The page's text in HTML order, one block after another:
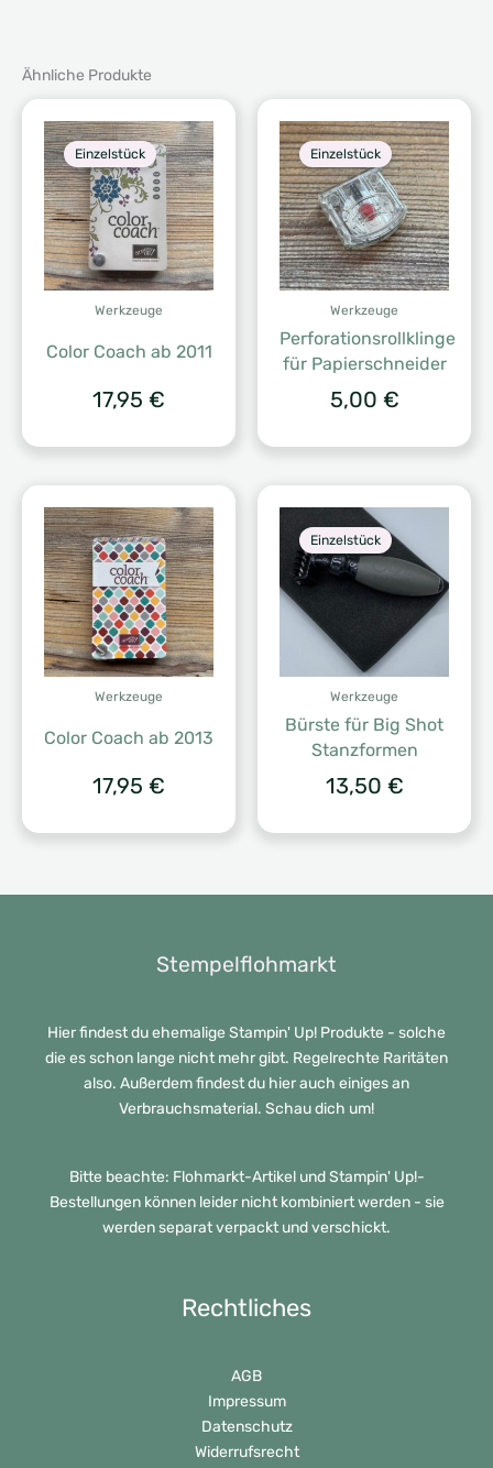
Ähnliche Produkte
Einzelstück
Werkzeuge
Color Coach ab 2011
17,95 €
Einzelstück
Werkzeuge
Perforationsrollklinge
für Papierschneider
5,00 €
Werkzeuge
Color Coach ab 2013
17,95 €
Einzelstück
Werkzeuge
Bürste für Big Shot
Stanzformen
13,50 €
Stempelflohmarkt
Hier findest du ehemalige Stampin' Up! Produkte - solche
die es schon lange nicht mehr gibt. Regelrechte Raritäten
also. Außerdem findest du hier auch einiges an
Verbrauchsmaterial. Schau dich um!
Bitte beachte: Flohmarkt-Artikel und Stampin' Up!-
Bestellungen können leider nicht kombiniert werden - sie
werden separat verpackt und verschickt.
Rechtliches
AGB
Impressum
Datenschutz
Widerrufsrecht